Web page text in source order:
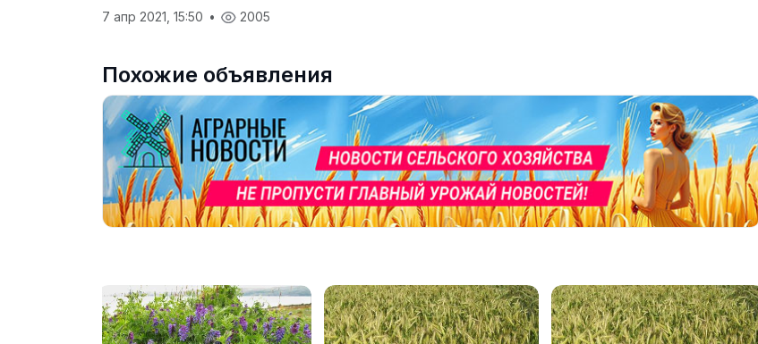
7 апр 2021, 15:50 • 2005
Похожие объявления